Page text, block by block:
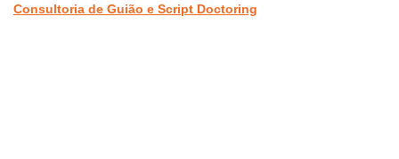
Consultoria de Guião e Script Doctoring